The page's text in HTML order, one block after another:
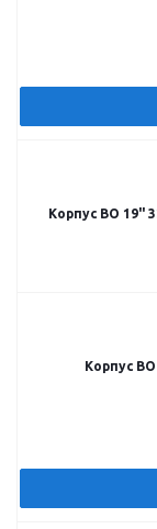
Корпус ВО 19"
Корпус